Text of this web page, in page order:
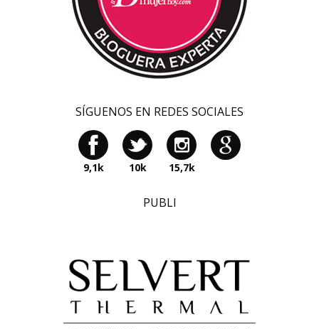
SÍGUENOS EN REDES SOCIALES
9,1k 10k 15,7k
PUBLI